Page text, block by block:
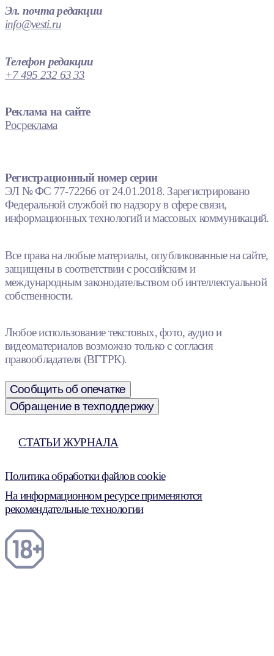
Эл. почта редакции
info@vesti.ru
Телефон редакции
+7 495 232 63 33
Реклама на сайте
Росреклама
Регистрационный номер серии
ЭЛ № ФС 77-72266 от 24.01.2018. Зарегистрировано
Федеральной службой по надзору в сфере связи,
информационных технологий и массовых коммуникаций.
Все права на любые материалы, опубликованные на сайте,
защищены в соответствии с российским и
международным законодательством об интеллектуальной
собственности.
Любое использование текстовых, фото, аудио и
видеоматериалов возможно только с согласия
правообладателя (ВГТРК).
Сообщить об опечатке
Обращение в техподдержку
СТАТЬИ ЖУРНАЛА
Политика обработки файлов cookie
На информационном ресурсе применяются
рекомендательные технологии